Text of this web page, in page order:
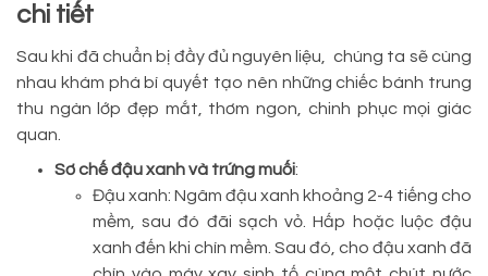
chi tiết
Sau khi đã chuẩn bị đầy đủ nguyên liệu, chúng ta sẽ cùng
nhau khám phá bí quyết tạo nên những chiếc bánh trung
thu ngàn lớp đẹp mắt, thơm ngon, chinh phục mọi giác
quan.
Sơ chế đậu xanh và trứng muối:
Đậu xanh: Ngâm đậu xanh khoảng 2-4 tiếng cho
mềm, sau đó đãi sạch vỏ. Hấp hoặc luộc đậu
xanh đến khi chín mềm. Sau đó, cho đậu xanh đã